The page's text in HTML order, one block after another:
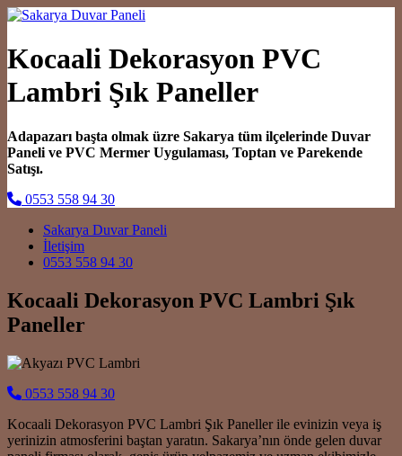
Kocaali Dekorasyon PVC
Lambri Şık Paneller
Adapazarı başta olmak üzre Sakarya tüm ilçelerinde Duvar
Paneli ve PVC Mermer Uygulaması, Toptan ve Parekende
Satışı.
0553 558 94 30
Main Navigation
Sakarya Duvar Paneli
İletişim
0553 558 94 30
Kocaali Dekorasyon PVC Lambri Şık
Paneller
0553 558 94 30
Kocaali Dekorasyon PVC Lambri Şık Paneller ile evinizin veya iş
yerinizin atmosferini baştan yaratın. Sakarya’nın önde gelen duvar